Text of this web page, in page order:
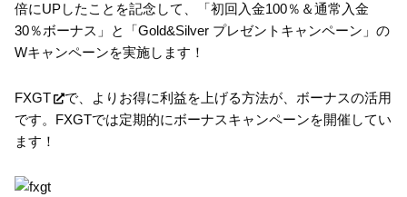
倍にUPしたことを記念して、「初回入金100％＆通常入金
30％ボーナス」と「Gold&Silver プレゼントキャンペーン」の
Wキャンペーンを実施します！
FXGT
で、よりお得に利益を上げる方法が、ボーナスの活用
です。FXGTでは定期的にボーナスキャンペーンを開催してい
ます！